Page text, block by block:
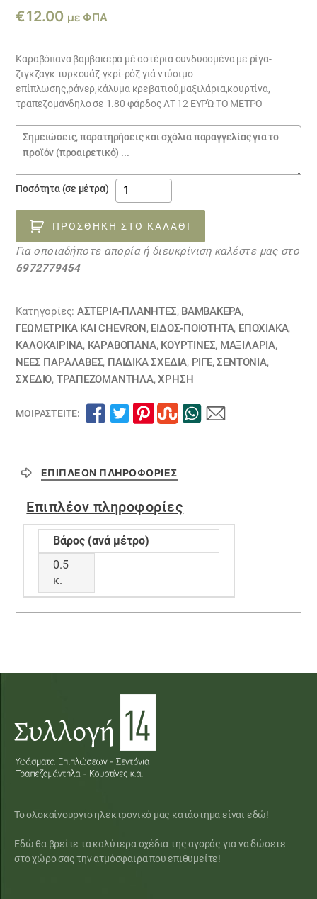
€12.00 με ΦΠΑ
Καραβόπανα βαμβακερά μέ αστέρια συνδυασμένα με ρίγα-
ζιγκζαγκ τυρκουάζ-γκρί-ρόζ γιά ντύσιμο
επίπλωσης,ράνερ,κάλυμα κρεβατιού,μαξιλάρια,κουρτίνα,
τραπεζομάνδηλο σε 1.80 φάρδος ΛΤ 12 ΕΥΡΏ ΤΟ ΜΈΤΡΟ
Σημειώσεις
παραγγελίας
Ποσότητα (σε μέτρα)
Καραβόπανα
βαμβακερά
STARS
zig
zag
γκρί
-
ρόζ
01040038
ποσότητα
ΠΡΟΣΘΉΚΗ ΣΤΟ ΚΑΛΆΘΙ
Για οποιαδήποτε απορία ή διευκρίνιση καλέστε μας στο
6972779454
Κατηγορίες: ΑΣΤΈΡΙΑ-ΠΛΑΝΉΤΕΣ, ΒΑΜΒΑΚΕΡΆ,
ΓΕΩΜΕΤΡΙΚΆ ΚΑΙ CHEVRON , ΕΙΔΟΣ-ΠΟΙΟΤΗΤΑ, ΕΠΟΧΙΑΚΑ,
ΚΑΛΟΚΑΙΡΙΝΑ, ΚΑΡΑΒΌΠΑΝΑ, ΚΟΥΡΤΊΝΕΣ, ΜΑΞΙΛΆΡΙΑ,
ΝΕΕΣ ΠΑΡΑΛΑΒΕΣ, ΠΑΙΔΙΚΆ ΣΧΈΔΙΑ, ΡΙΓΈ,ΣΕΝΤΌΝΙΑ,
ΣΧΕΔΙΟ, ΤΡΑΠΕΖΟΜΆΝΤΗΛΑ,ΧΡΗΣΗ
ΜΟΙΡΑΣΤΕΊΤΕ:
ΕΠΙΠΛΈΟΝ ΠΛΗΡΟΦΟΡΊΕΣ
Επιπλέον πληροφορίες
Βάρος (ανά μέτρο)
0.5
κ.
Το ολοκαίνουργιο ηλεκτρονικό μας κατάστημα είναι εδώ!
Εδώ θα βρείτε τα καλύτερα σχέδια της αγοράς για να δώσετε
στο χώρο σας την ατμόσφαιρα που επιθυμείτε!